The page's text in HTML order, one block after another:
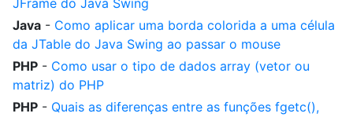
JFrame do Java Swing
Java - Como aplicar uma borda colorida a uma célula
da JTable do Java Swing ao passar o mouse
PHP - Como usar o tipo de dados array (vetor ou
matriz) do PHP
PHP - Quais as diferenças entre as funções fgetc(),